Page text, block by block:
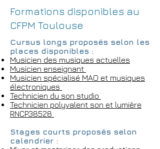
Formations disponibles au
CFPM Toulouse
Cursus longs proposés selon les
places disponibles :
Musicien des musiques actuelles
Musicien enseignant
Musicien spécialisé MAO et musiques
électroniques
Technicien du son studio
Technicien polyvalent son et lumière
RNCP38528
Stages courts proposés selon
calendrier :